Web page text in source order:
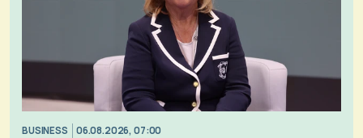
BUSINESS 06.08.2026, 07:00